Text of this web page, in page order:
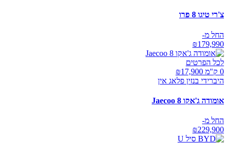
צ'רי טיגו 8 פרו
החל מ-
₪179,990
לכל הפרטים
0 ק"מ ₪
17,900
היברידי בנזין פלאג אין
אומודה ג'אקו Jaecoo 8
החל מ-
₪229,900